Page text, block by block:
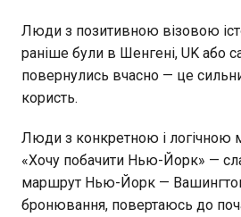
Люди з позитивною візовою
раніше були в Шенгені, UK або
повернулись вчасно — це
користь.
Люди з конкретною і логічною
«Хочу побачити Нью-Йорк» —
маршрут Нью-Йорк —
бронювання, повертаюсь до